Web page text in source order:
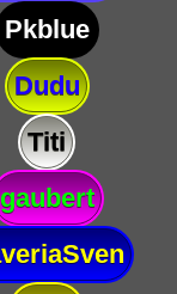
Pkblue
Dudu
Titi
gaubert